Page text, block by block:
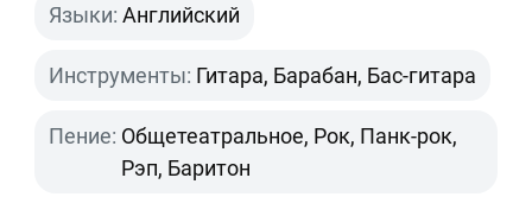
Языки: Английский
Инструменты: Гитара, Барабан, Бас-гитара
Пение: Общетеатральное, Рок, Панк-рок,
Рэп, Баритон